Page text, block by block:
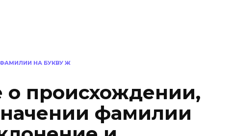
ФАМИЛИИ НА БУКВУ Ж
о происхождении,
фамилии